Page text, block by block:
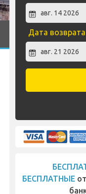
Дата
БЕСПЛАТНЫЕ